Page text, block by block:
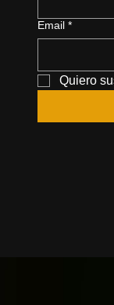
Email *
Quiero